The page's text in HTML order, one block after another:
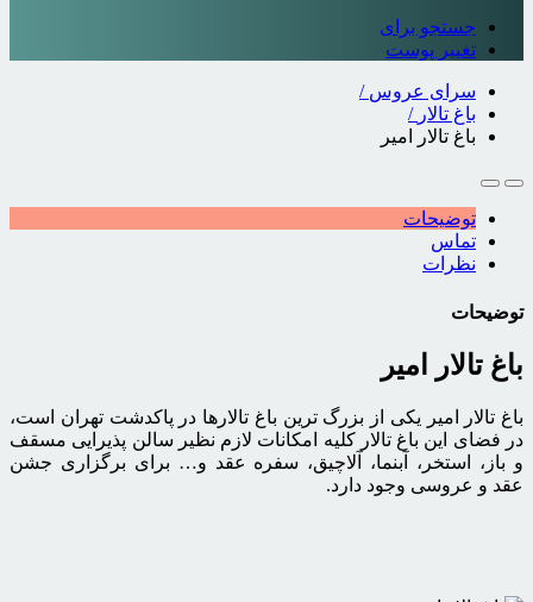
جستجو برای
تغییر پوست
سرای عروس /
باغ تالار /
باغ تالار امیر
توضیحات
تماس
نظرات
توضیحات
باغ تالار امیر
باغ تالار امیر یکی از بزرگ ترین باغ تالارها در پاکدشت تهران است،
در فضای این باغ تالار کلیه امکانات لازم نظیر سالن پذیرایی مسقف
و باز، استخر، آبنما، آلاچیق، سفره عقد و… برای برگزاری جشن
عقد و عروسی وجود دارد.